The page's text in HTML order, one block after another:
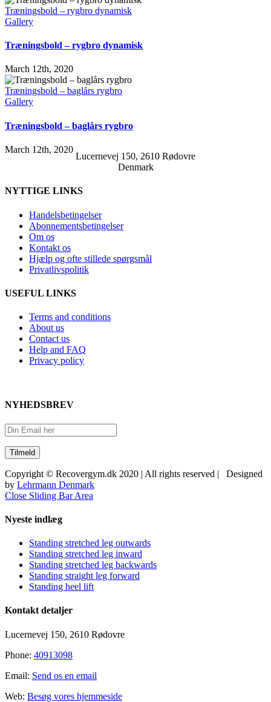
Træningsbold – rygbro dynamisk
Gallery
Træningsbold – rygbro dynamisk
March 12th, 2020
Træningsbold – baglårs rygbro
Gallery
Træningsbold – baglårs rygbro
March 12th, 2020
Lucernevej 150, 2610 Rødovre
Denmark
NYTTIGE LINKS
Handelsbetingelser
Abonnementsbetingelser
Om os
Kontakt os
Hjælp og ofte stillede spørgsmål
Privatlivspolitik
USEFUL LINKS
Terms and conditions
About us
Contact us
Help and FAQ
Privacy policy
NYHEDSBREV
Copyright © Recovergym.dk 2020 | All rights reserved | Designed
by Lehrmann Denmark
Close Sliding Bar Area
Nyeste indlæg
Standing stretched leg outwards
Standing stretched leg inward
Standing stretched leg backwards
Standing straight leg forward
Standing heel lift
Kontakt detaljer
Lucernevej 150, 2610 Rødovre
Phone: 40913098
Email: Send os en email
Web: Besøg vores hjemmeside